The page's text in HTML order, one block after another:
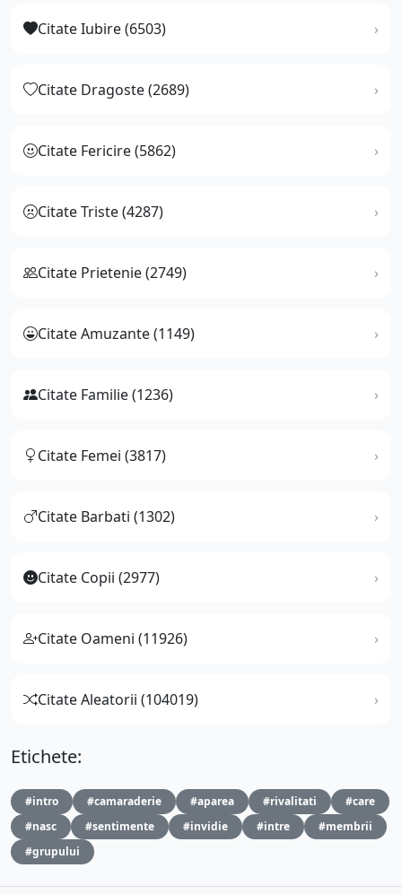
Citate Iubire (6503)
Citate Dragoste (2689)
Citate Fericire (5862)
Citate Triste (4287)
Citate Prietenie (2749)
Citate Amuzante (1149)
Citate Familie (1236)
Citate Femei (3817)
Citate Barbati (1302)
Citate Copii (2977)
Citate Oameni (11926)
Citate Aleatorii (104019)
Etichete:
#intro #camaraderie #aparea #rivalitati
#care
#nasc
#sentimente #invidie #intre
#membrii
#grupului